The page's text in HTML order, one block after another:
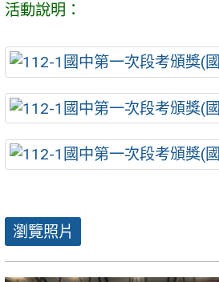
活動說明：
瀏覽照片